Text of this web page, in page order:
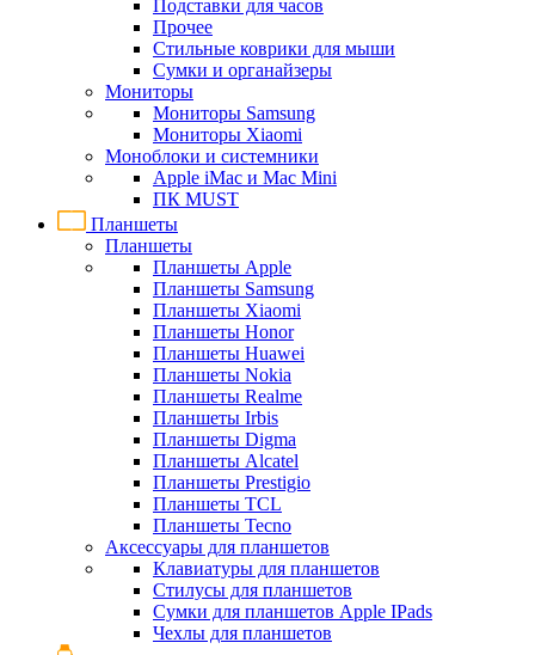
Подставки для часов
Прочее
Стильные коврики для мыши
Сумки и органайзеры
Мониторы
Мониторы Samsung
Мониторы Xiaomi
Моноблоки и системники
Apple iMac и Mac Mini
ПК MUST
Планшеты
Планшеты
Планшеты Apple
Планшеты Samsung
Планшеты Xiaomi
Планшеты Honor
Планшеты Huawei
Планшеты Nokia
Планшеты Realme
Планшеты Irbis
Планшеты Digma
Планшеты Alcatel
Планшеты Prestigio
Планшеты TCL
Планшеты Tecno
Аксессуары для планшетов
Клавиатуры для планшетов
Стилусы для планшетов
Сумки для планшетов Apple IPads
Чехлы для планшетов